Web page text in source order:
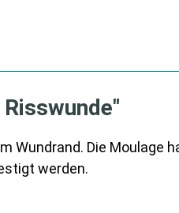
Wundrand. Die
werden.